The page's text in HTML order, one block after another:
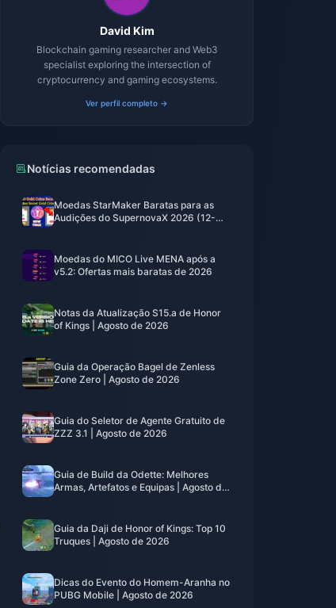
David Kim
Blockchain gaming researcher and Web3
specialist exploring the intersection of
cryptocurrency and gaming ecosystems.
Ver perfil completo →
Notícias recomendadas
Moedas StarMaker Baratas para as
Audições do SupernovaX 2026 (12-
Moedas do MICO Live MENA após a
v5.2: Ofertas mais baratas de 2026
Notas da Atualização S15.a de Honor
of Kings | Agosto de 2026
Guia da Operação Bagel de Zenless
Zone Zero | Agosto de 2026
Guia do Seletor de Agente Gratuito de
ZZZ 3.1 | Agosto de 2026
Guia de Build da Odette: Melhores
Armas, Artefatos e Equipas | Agosto de
Guia da Daji de Honor of Kings: Top 10
Truques | Agosto de 2026
Dicas do Evento do Homem-Aranha no
PUBG Mobile | Agosto de 2026